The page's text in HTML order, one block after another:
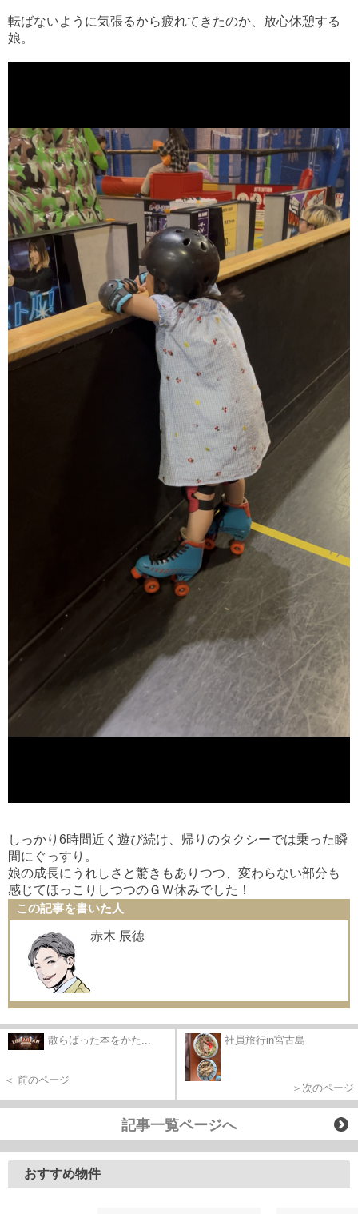
転ばないように気張るから疲れてきたのか、放心休憩する
娘。
しっかり6時間近く遊び続け、帰りのタクシーでは乗った瞬
間にぐっすり。
娘の成長にうれしさと驚きもありつつ、変わらない部分も
感じてほっこりしつつのＧＷ休みでした！
この記事を書いた人
赤木 辰徳
散らばった本をかた...
＜ 前のページ
社員旅行in宮古島
＞次のページ
記事一覧ページへ
おすすめ物件